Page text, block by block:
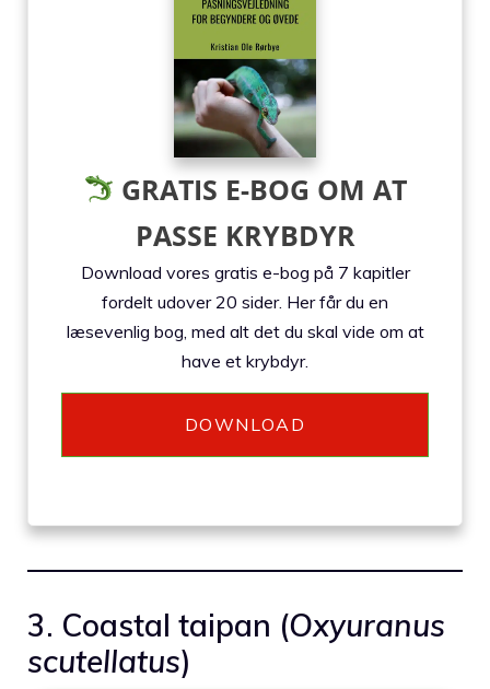
GRATIS E-BOG OM AT
PASSE KRYBDYR
Download vores gratis e-bog på 7 kapitler
fordelt udover 20 sider. Her får du en
læsevenlig bog, med alt det du skal vide om at
have et krybdyr.
DOWNLOAD
3. Coastal taipan (Oxyuranus
scutellatus)